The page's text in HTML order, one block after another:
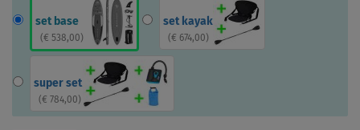
set base
( € 538,00)
set kayak
(€ 674,00)
super set
( € 784,00)